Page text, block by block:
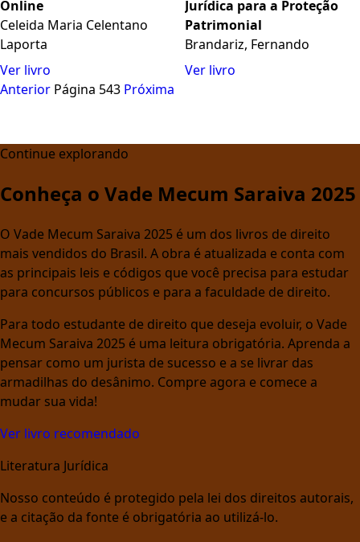
Online
Celeida Maria Celentano
Laporta
Ver livro
Jurídica para a Proteção
Patrimonial
Brandariz, Fernando
Ver livro
Anterior Página 543 Próxima
Continue explorando
Conheça o Vade Mecum Saraiva 2025
O Vade Mecum Saraiva 2025 é um dos livros de direito
mais vendidos do Brasil. A obra é atualizada e conta com
as principais leis e códigos que você precisa para estudar
para concursos públicos e para a faculdade de direito.
Para todo estudante de direito que deseja evoluir, o Vade
Mecum Saraiva 2025 é uma leitura obrigatória. Aprenda a
pensar como um jurista de sucesso e a se livrar das
armadilhas do desânimo. Compre agora e comece a
mudar sua vida!
Ver livro recomendado
Literatura Jurídica
Nosso conteúdo é protegido pela lei dos direitos autorais,
e a citação da fonte é obrigatória ao utilizá-lo.